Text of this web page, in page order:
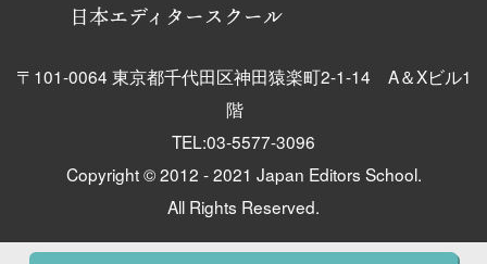
日本エディタースクール
〒101-0064 東京都千代田区神田猿楽町2-1-14 A＆Xビル1
階
TEL:03-5577-3096
Copyright © 2012 - 2021 Japan Editors School.
All Rights Reserved.